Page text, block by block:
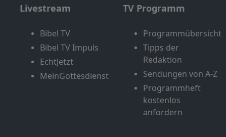
Livestream
Bibel TV
Bibel TV Impuls
EchtJetzt
MeinGottesdienst
TV Programm
Programmübersicht
Tipps der
Redaktion
Sendungen von A-Z
Programmheft
kostenlos
anfordern